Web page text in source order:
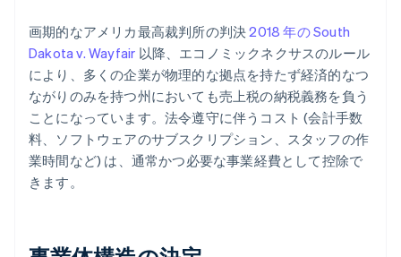
画期的なアメリカ最高裁判所の判決2018 年の South
Dakota v. Wayfair 以降、エコノミックネクサスのルール
により、多くの企業が物理的な拠点を持たず経済的なつ
ながりのみを持つ州においても売上税の納税義務を負う
ことになっています。法令遵守に伴うコスト (会計手数
料、ソフトウェアのサブスクリプション、スタッフの作
業時間など) は、通常かつ必要な事業経費として控除で
きます。